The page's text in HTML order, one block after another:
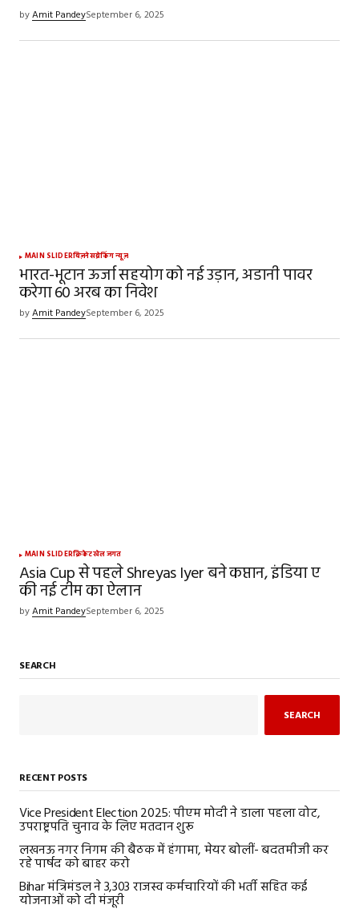
byAmit PandeySeptember 6, 2025
MAIN SLIDERबिज़नेसब्रेकिंग न्यूज़
भारत-भूटान ऊर्जा सहयोग को नई उड़ान, अडानी पावर
करेगा ₹60 अरब का निवेश
byAmit PandeySeptember 6, 2025
MAIN SLIDERक्रिकेटखेल जगत
Asia Cup से पहले Shreyas Iyer बने कप्तान, इंडिया ए
की नई टीम का ऐलान
byAmit PandeySeptember 6, 2025
SEARCH
SEARCH
RECENT POSTS
Vice President Election 2025: पीएम मोदी ने डाला पहला वोट,
उपराष्ट्रपति चुनाव के लिए मतदान शुरू
लखनऊ नगर निगम की बैठक में हंगामा, मेयर बोलीं- बदतमीजी कर
रहे पार्षद को बाहर करो
Bihar मंत्रिमंडल ने 3,303 राजस्व कर्मचारियों की भर्ती सहित कई
योजनाओं को दी मंजूरी